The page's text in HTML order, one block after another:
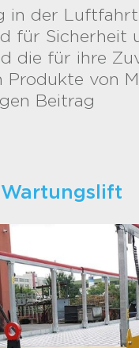
in der
für Sicherheit
die für ihre
Produkte von
Beitrag
Wartungslift